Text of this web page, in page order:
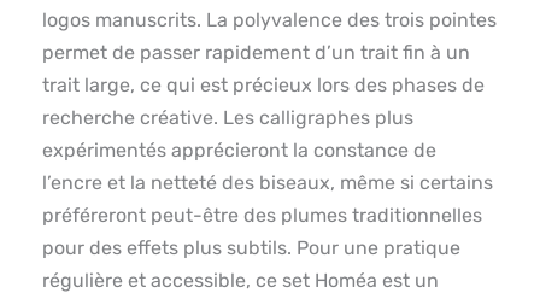
logos manuscrits. La polyvalence des trois pointes
permet de passer rapidement d’un trait fin à un
trait large, ce qui est précieux lors des phases de
recherche créative. Les calligraphes plus
expérimentés apprécieront la constance de
l’encre et la netteté des biseaux, même si certains
préféreront peut-être des plumes traditionnelles
pour des effets plus subtils. Pour une pratique
régulière et accessible, ce set Homéa est un